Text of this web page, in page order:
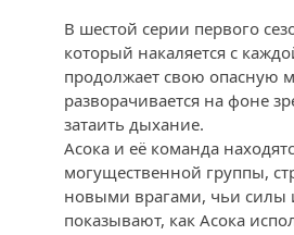
В шестой серии первого
который накаляется с
продолжает свою опасную
разворачивается на фоне
затаить дыхание.
Асока и её команда
могущественной группы,
новыми врагами, чьи силы
показывают, как Асока